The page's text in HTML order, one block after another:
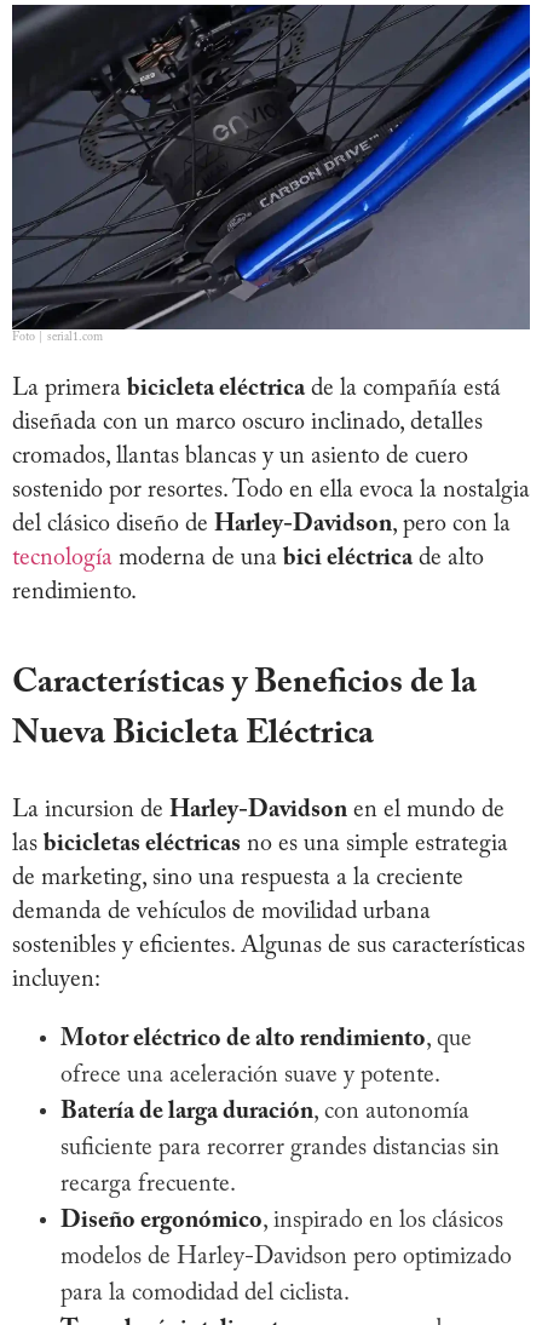
Foto | serial1.com
La primera bicicleta eléctricade la compañía está
diseñada con un marco oscuro inclinado, detalles
cromados, llantas blancas y un asiento de cuero
sostenido por resortes. Todo en ella evoca la nostalgia
del clásico diseño de Harley-Davidson, pero con la
tecnología moderna de una bici eléctricade alto
rendimiento.
Características y Beneficios de la
Nueva Bicicleta Eléctrica
La incursion de Harley-Davidson en el mundo de
las bicicletas eléctricas no es una simple estrategia
de marketing, sino una respuesta a la creciente
demanda de vehículos de movilidad urbana
sostenibles y eficientes. Algunas de sus características
incluyen:
Motor eléctrico de alto rendimiento, que
ofrece una aceleración suave y potente.
Batería de larga duración, con autonomía
suficiente para recorrer grandes distancias sin
recarga frecuente.
Diseño ergonómico, inspirado en los clásicos
modelos de Harley-Davidson pero optimizado
para la comodidad del ciclista.